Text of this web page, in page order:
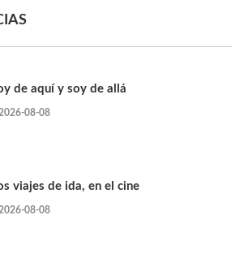
de aquí y soy de allá
08-08
viajes de ida, en el cine
08-08